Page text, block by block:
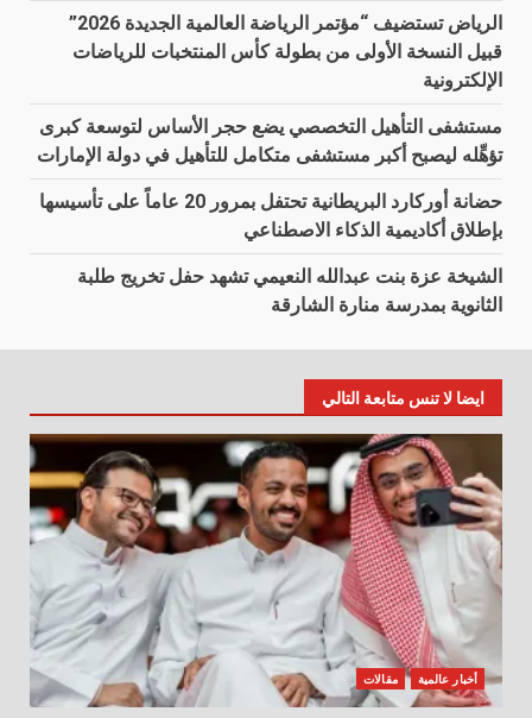
الرياض تستضيف “مؤتمر الرياضة العالمية الجديدة 2026”
قبيل النسخة الأولى من بطولة كأس المنتخبات للرياضات
الإلكترونية
مستشفى التأهيل التخصصي يضع حجر الأساس لتوسعة كبرى
تؤهِّله ليصبح أكبر مستشفى متكامل للتأهيل في دولة الإمارات
حضانة أوركارد البريطانية تحتفل بمرور 20 عاماً على تأسيسها
بإطلاق أكاديمية الذكاء الاصطناعي
الشيخة عزة بنت عبدالله النعيمي تشهد حفل تخريج طلبة
الثانوية بمدرسة منارة الشارقة
ايضا لا تنس متابعة التالي
أخبار عالمية مقالات